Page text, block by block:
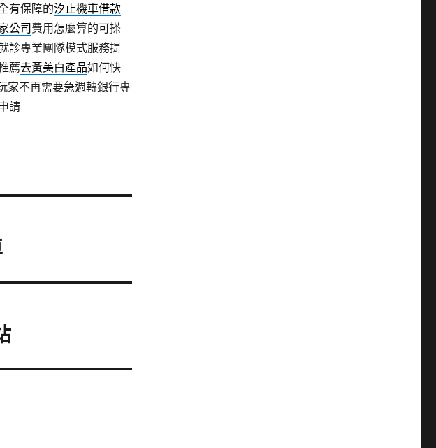
有保障的汐止機車借款
公司費用怎麼算的可搽
診專業團隊模式服務提
薦去黃美白產品如何快
家不再需要急週轉銀行專
請